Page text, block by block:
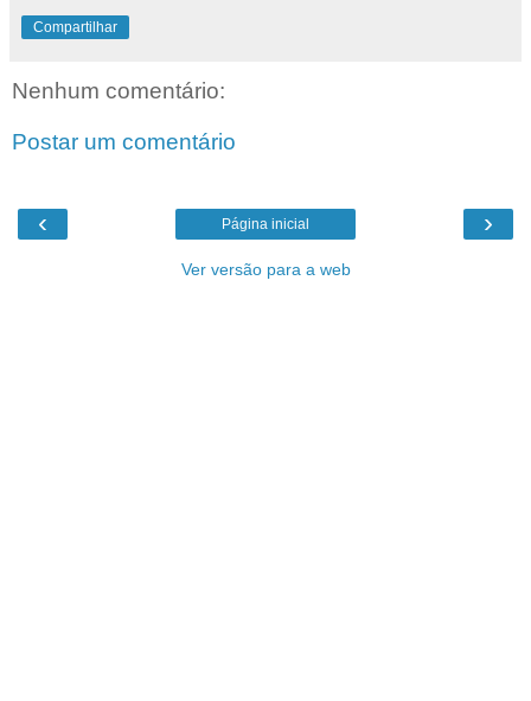
Compartilhar
Nenhum comentário:
Postar um comentário
‹ ›
Página inicial
Ver versão para a web